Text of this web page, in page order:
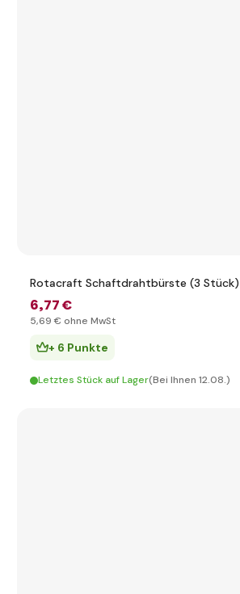
Rotacraft Schaftdrahtbürste (3 Stück)
6,77 €
5,69 € ohne MwSt
+ 6 Punkte
Letztes Stück auf Lager(Bei Ihnen 12.08.)